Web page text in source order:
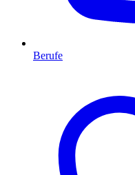
Berufe